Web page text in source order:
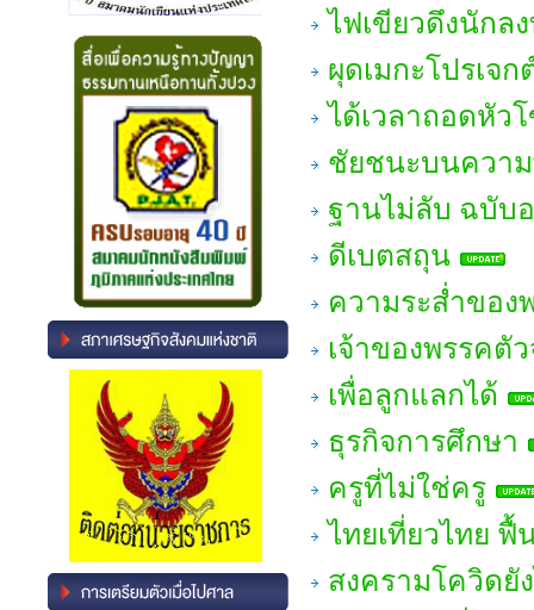
ไฟเขียวดึงนักล
ผุดเมกะโปรเจ
ได้เวลาถอดหัว
ชัยชนะบนควา
ฐานไม่ลับ ฉบับ
ดีเบตสถุน
ความระส่ำของ
เจ้าของพรรคตัว
เพื่อลูกแลกได้
ธุรกิจการศึกษา
ครูที่ไม่ใช่ครู
ไทยเที่ยวไทย ฟื้
สงครามโควิดยั